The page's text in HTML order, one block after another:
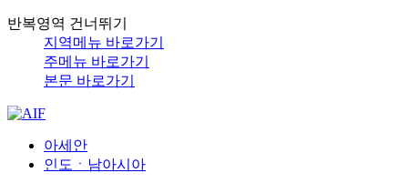
반복영역 건너뛰기
지역메뉴 바로가기
주메뉴 바로가기
본문 바로가기
아세안
인도ㆍ남아시아